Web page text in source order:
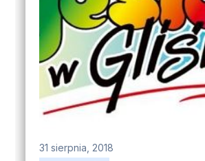
31 sierpnia, 2018